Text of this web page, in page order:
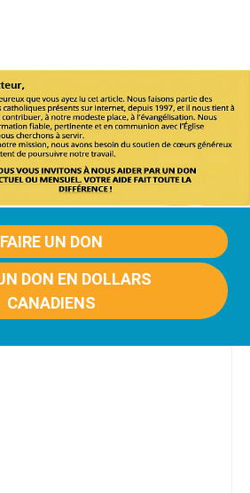
FAIRE UN DON
DON EN DOLLARS
CANADIENS